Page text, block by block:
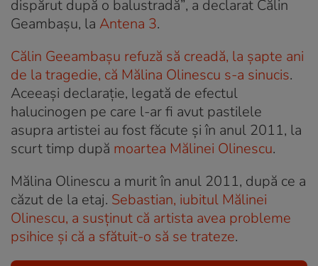
dispărut după o balustradă”, a declarat Călin
Geambașu, la Antena 3.
Călin Geeambașu refuză să creadă, la șapte ani
de la tragedie, că Mălina Olinescu s-a sinucis.
Aceeași declarație, legată de efectul
halucinogen pe care l-ar fi avut pastilele
asupra artistei au fost făcute și în anul 2011, la
scurt timp după moartea Mălinei Olinescu.
Mălina Olinescu a murit în anul 2011, după ce a
căzut de la etaj. Sebastian, iubitul Mălinei
Olinescu, a susținut că artista avea probleme
psihice și că a sfătuit-o să se trateze.